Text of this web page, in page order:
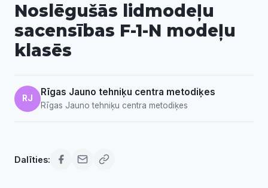
Noslēgušās lidmodeļu
sacensības F-1-N modeļu
klasēs
RJ
Rīgas Jauno tehniķu centra metodiķes
Rīgas Jauno tehniķu centra metodiķes
Dalīties: